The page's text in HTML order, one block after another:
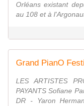
Orléans existant
au 108 et à
LES ARTISTES
PAYANTS Sofiane
DR - Yaron